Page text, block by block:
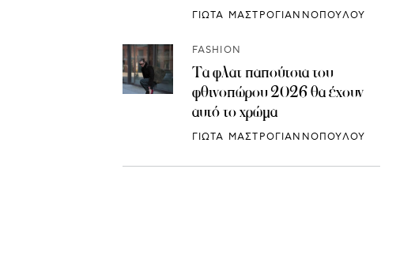
ΓΙΩΤΑ ΜΑΣΤΡΟΓΙΑΝΝΟΠΟΥΛΟΥ
FASHION
Τα φλατ παπούτσια του
φθινοπώρου 2026 θα έχουν
αυτό το χρώμα
ΓΙΩΤΑ ΜΑΣΤΡΟΓΙΑΝΝΟΠΟΥΛΟΥ